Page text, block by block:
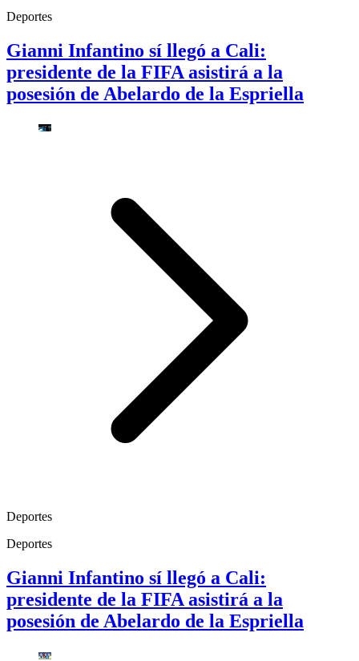
Deportes
Gianni Infantino sí llegó a Cali:
presidente de la FIFA asistirá a la
posesión de Abelardo de la Espriella
Deportes
Deportes
Gianni Infantino sí llegó a Cali:
presidente de la FIFA asistirá a la
posesión de Abelardo de la Espriella